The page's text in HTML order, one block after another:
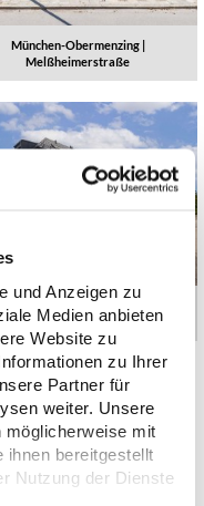
und Anzeigen zu
Medien anbieten
Website zu
zu Ihrer
Partner für
weiter. Unsere
möglicherweise mit
ihnen bereitgestellt
Nutzung der Dienste
München-Obermenzing |
Melßheimerstraße
im Isartal | Karl-Schröder-Straße